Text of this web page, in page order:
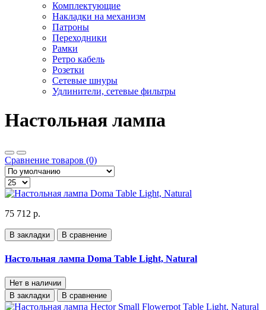
Комплектующие
Накладки на механизм
Патроны
Переходники
Рамки
Ретро кабель
Розетки
Сетевые шнуры
Удлинители, сетевые фильтры
Настольная лампа
Сравнение товаров (0)
75 712 р.
В закладки В сравнение
Настольная лампа Doma Table Light, Natural
Нет в наличии
В закладки
В сравнение